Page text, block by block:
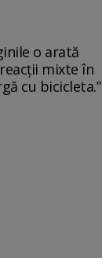
o arată
mixte în
cu bicicleta.”